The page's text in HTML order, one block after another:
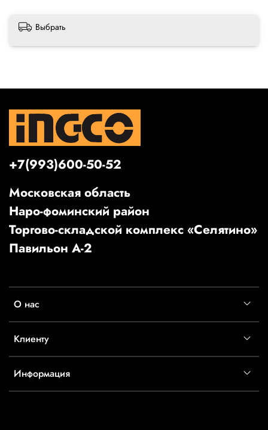
Выбрать
О нас
Клиенту
Информация
+7(993)600-50-52
Московская область
Наро-фоминский район
Торгово-складской комплекс «Селятино»
Павильон А-2